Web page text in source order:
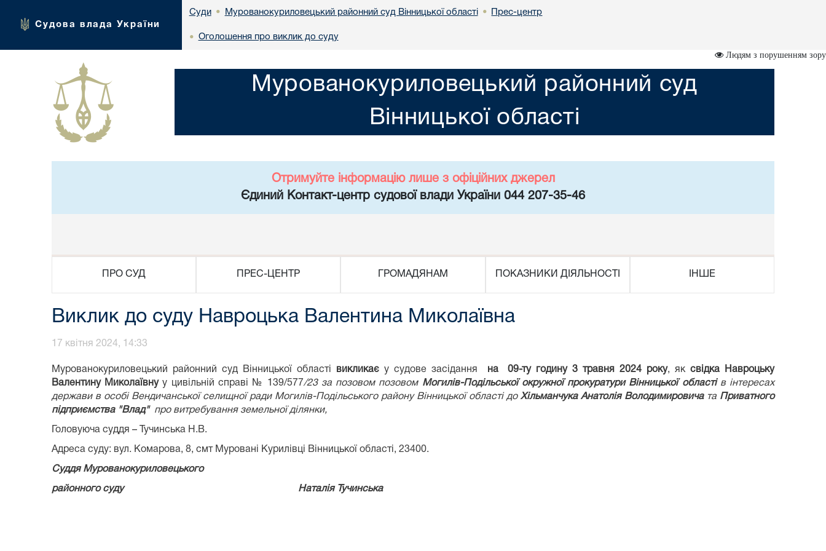
Судова влада України
Суди • Мурованокуриловецький районний суд Вінницької області • Прес-центр
• Оголошення про виклик до суду
Людям з порушенням зору
Мурованокуриловецький районний суд
Вінницької області
Отримуйте інформацію лише з офіційних джерел
Єдиний Контакт-центр судової влади України 044 207-35-46
ПРО СУД ПРЕС-ЦЕНТР ГРОМАДЯНАМ ПОКАЗНИКИ ДІЯЛЬНОСТІ ІНШЕ
Виклик до суду Навроцька Валентина Миколаївна
17 квітня 2024, 14:33
Мурованокуриловецький районний суд Вінницької області викликаєу судове засідання на 09-ту годину 3 травня 2024 року, яксвідка Навроцьку
Валентину Миколаївнуу цивільній справі № 139/577/23за позовом позовом Могилів-Подільської окружної прокуратури Вінницької областів інтересах
держави в особі Вендичанської селищної ради Могилів-Подільського району Вінницької області до Хільманчука Анатолія Володимировичата Приватного
підприємства "Влад"про витребування земельної ділянки,
Головуюча суддя – Тучинська Н.В.
Адреса суду: вул. Комарова, 8, смт Муровані Курилівці Вінницької області, 23400.
Суддя Мурованокуриловецького
районного суду Наталія Тучинська